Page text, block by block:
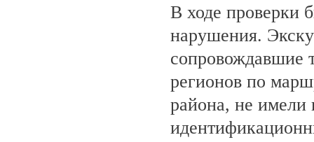
В ходе проверки
нарушения.
сопровождавшие
регионов по
района, не имели